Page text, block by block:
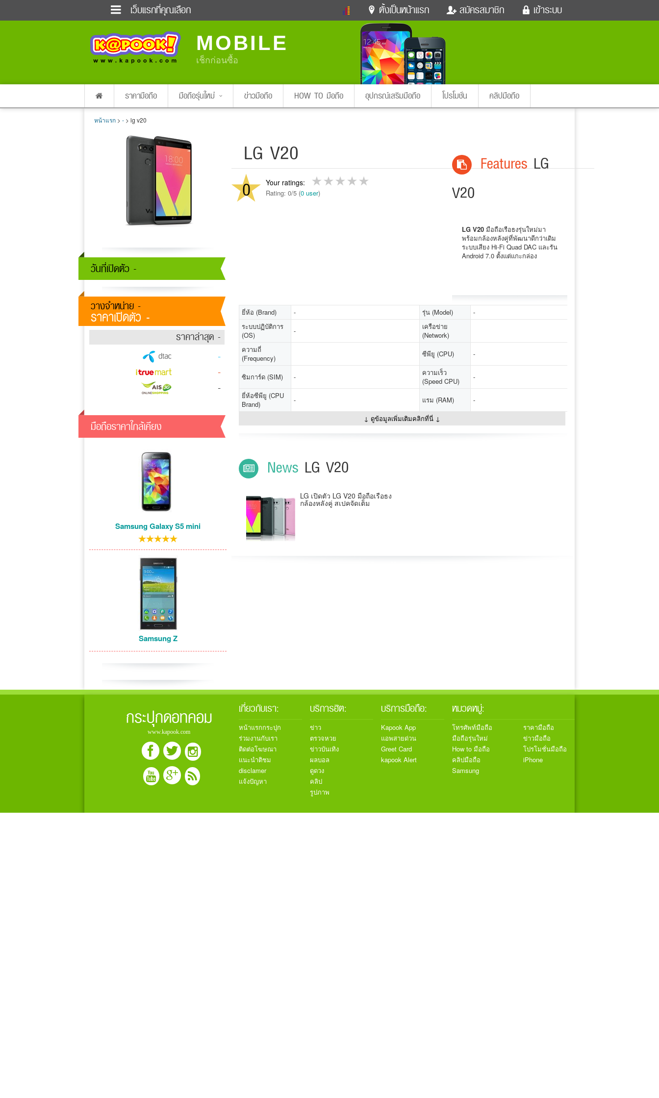
เข้าระบบ
สมัครสมาชิก
เว็บแรกที่คุณเลือก ตั้งเป็นหน้าแรก
ละคร
ฟังวิทยุออนไลน์
เกม หมากรุกไทย Glitter ตรวจหวย
แต่งงาน
แม่และเด็ก ดูดวง สุขภาพ
กลอน
dictionary
เช็คความเร็วเน็ต iPhone Facebook Twitter instagram ดารา อินสตาแกรม
Email
Password
เข้าระบบด้วย Facebook
MOBILE
เช็กก่อนซื้อ
ราคามือถือ มือถือรุ่นใหม่ ข่าวมือถือ HOW TO มือถือ อุปกรณ์เสริมมือถือ โปรโมชั่น คลิปมือถือ
หน้าแรก > - > lg v20
LG V20
0 Rating: 0/5 (0 user)
FeaturesLG
V20
LG V20 มือถือเรือธงรุ่นใหม่มา
พร้อมกล้องหลังคู่ที่พัฒนาดีกว่าเดิม
ระบบเสียง Hi-Fi Quad DAC และรัน
Android 7.0 ตั้งแต่แกะกล่อง
ยี่ห้อ (Brand) - รุ่น (Model)
-
ระบบปฏิบัติการ
(OS)
-
เครือข่าย
(Network)
ความถี่
(Frequency)
ซีพียู (CPU) -
ซิมการ์ด (SIM) -
ความเร็ว
(Speed CPU)
-
ยี่ห้อซีพียู (CPU
Brand)
- แรม (RAM)
-
↓ ดูข้อมูลเพิ่มเติมคลิกที่นี่ ↓
News LG V20
LG เปิดตัว LG V20 มือถือเรือธง
กล้องหลังคู่ สเปคจัดเต็ม
วันที่เปิดตัว -
วางจำหน่าย -
ราคาเปิดตัว -
ราคาล่าสุด -
-
-
-
มือถือราคาใกล้เคียง
Samsung Galaxy S5 mini
Samsung Z
กระปุกดอทคอม
www.kapook.com
เกี่ยวกับเรา:
หน้าแรกกระปุก
ร่วมงานกับเรา
ติดต่อโฆษณา
แนะนำติชม
disclamer
แจ้งปัญหา
บริการฮิต:
ข่าว
ตรวจหวย
ข่าวบันเทิง
ผลบอล
ดูดวง
คลิป
รูปภาพ
บริการมือถือ:
Kapook App
แอพสายด่วน
Greet Card
kapook Alert
หมวดหมู่:
โทรศัพท์มือถือ
ราคามือถือ
มือถือรุ่นใหม่
ข่าวมือถือ
How to มือถือ
โปรโมชั่นมือถือ
คลิปมือถือ
iPhone
Samsung